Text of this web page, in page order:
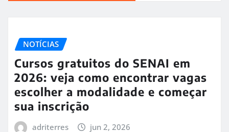
NOTÍCIAS
Cursos gratuitos do SENAI em
2026: veja como encontrar vagas
escolher a modalidade e começar
sua inscrição
adriterres jun 2, 2026